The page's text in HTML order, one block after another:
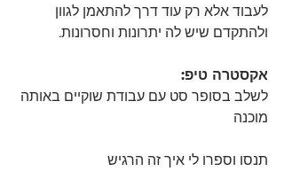
לעבוד אלא רק עוד דרך להתאמן לגוון
ולהתקדם שיש לה יתרונות וחסרונות.
אקסטרה טיפ:
לשלב בסופר סט עם עבודת שוקיים באותה
מוכנה
תנסו וספרו לי איך זה הרגיש